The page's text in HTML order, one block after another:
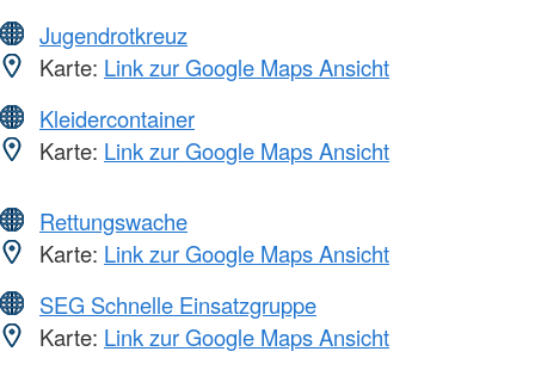
Jugendrotkreuz
Karte: Link zur Google Maps Ansicht
Kleidercontainer
Karte: Link zur Google Maps Ansicht
Rettungswache
Karte: Link zur Google Maps Ansicht
SEG Schnelle Einsatzgruppe
Karte: Link zur Google Maps Ansicht